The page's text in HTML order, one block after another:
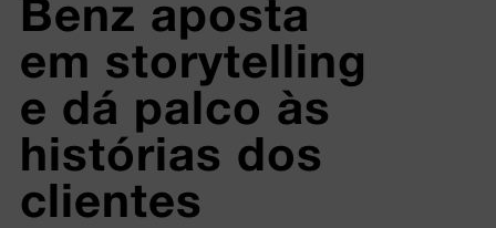
Benz aposta
em storytelling
e dá palco às
histórias dos
clientes